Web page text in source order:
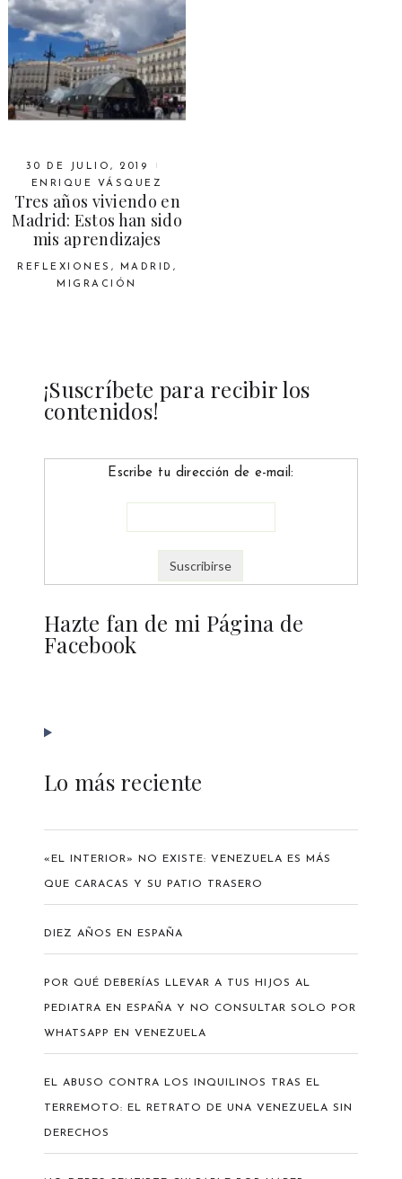
30 DE JULIO, 2019
ENRIQUE VÁSQUEZ
Tres años viviendo en
Madrid: Estos han sido
mis aprendizajes
REFLEXIONES , MADRID ,
MIGRACIÓN
¡Suscríbete para recibir los
contenidos!
Escribe tu dirección de e-mail:
Hazte fan de mi Página de
Facebook
Lo más reciente
«EL INTERIOR» NO EXISTE: VENEZUELA ES MÁS
QUE CARACAS Y SU PATIO TRASERO
DIEZ AÑOS EN ESPAÑA
POR QUÉ DEBERÍAS LLEVAR A TUS HIJOS AL
PEDIATRA EN ESPAÑA Y NO CONSULTAR SOLO POR
WHATSAPP EN VENEZUELA
EL ABUSO CONTRA LOS INQUILINOS TRAS EL
TERREMOTO: EL RETRATO DE UNA VENEZUELA SIN
DERECHOS